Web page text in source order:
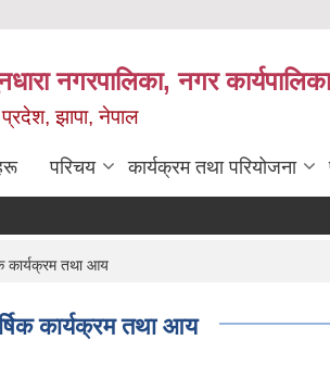
नगरपालिका, नगर
झापा, नेपाल
परिचय कार्यक्रम तथा परियोजना
कार्यक्रम तथा आय
कार्यक्रम तथा आय